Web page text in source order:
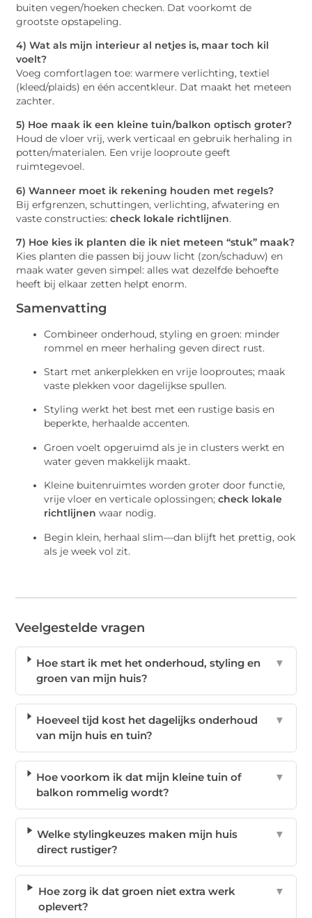
buiten vegen/hoeken checken. Dat voorkomt de
grootste opstapeling.
4) Wat als mijn interieur al netjes is, maar toch kil
voelt?
Voeg comfortlagen toe: warmere verlichting, textiel
(kleed/plaids) en één accentkleur. Dat maakt het meteen
zachter.
5) Hoe maak ik een kleine tuin/balkon optisch groter?
Houd de vloer vrij, werk verticaal en gebruik herhaling in
potten/materialen. Een vrije looproute geeft
ruimtegevoel.
6) Wanneer moet ik rekening houden met regels?
Bij erfgrenzen, schuttingen, verlichting, afwatering en
vaste constructies:check lokale richtlijnen.
7) Hoe kies ik planten die ik niet meteen “stuk” maak?
Kies planten die passen bij jouw licht (zon/schaduw) en
maak water geven simpel: alles wat dezelfde behoefte
heeft bij elkaar zetten helpt enorm.
Samenvatting
Combineer onderhoud, styling en groen: minder
rommel en meer herhaling geven direct rust.
Start met ankerplekken en vrije looproutes; maak
vaste plekken voor dagelijkse spullen.
Styling werkt het best met een rustige basis en
beperkte, herhaalde accenten.
Groen voelt opgeruimd als je in clusters werkt en
water geven makkelijk maakt.
Kleine buitenruimtes worden groter door functie,
vrije vloer en verticale oplossingen;check lokale
richtlijnen waar nodig.
Begin klein, herhaal slim—dan blijft het prettig, ook
als je week vol zit.
Veelgestelde vragen
Hoe start ik met het onderhoud, styling en
groen van mijn huis?
▼
Hoeveel tijd kost het dagelijks onderhoud
van mijn huis en tuin?
▼
Hoe voorkom ik dat mijn kleine tuin of
balkon rommelig wordt?
▼
Welke stylingkeuzes maken mijn huis
direct rustiger?
▼
Hoe zorg ik dat groen niet extra werk
oplevert?
▼